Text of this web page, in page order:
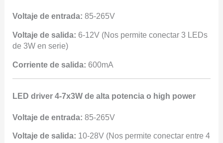
Voltaje de entrada: 85-265V
Voltaje de salida: 6-12V (Nos permite conectar 3 LEDs
de 3W en serie)
Corriente de salida: 600mA
LED driver 4-7x3W de alta potencia o high power
Voltaje de entrada: 85-265V
Voltaje de salida: 10-28V (Nos permite conectar entre 4